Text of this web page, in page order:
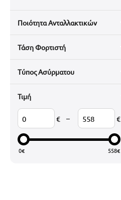
RO&MAN
Setty
ShieldUP
XO
Ποιότητα Ανταλλακτικών
Τάση Φορτιστή
Τύπος Ασύρματου
Τιμή
€ – €
0€ 558€